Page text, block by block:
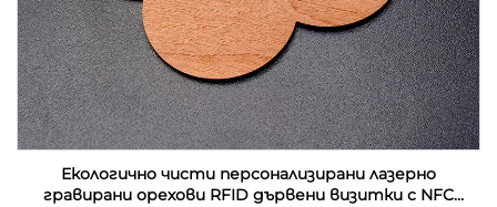
Екологично чисти персонализирани лазерно
гравирани орехови RFID дървени визитки с NFC